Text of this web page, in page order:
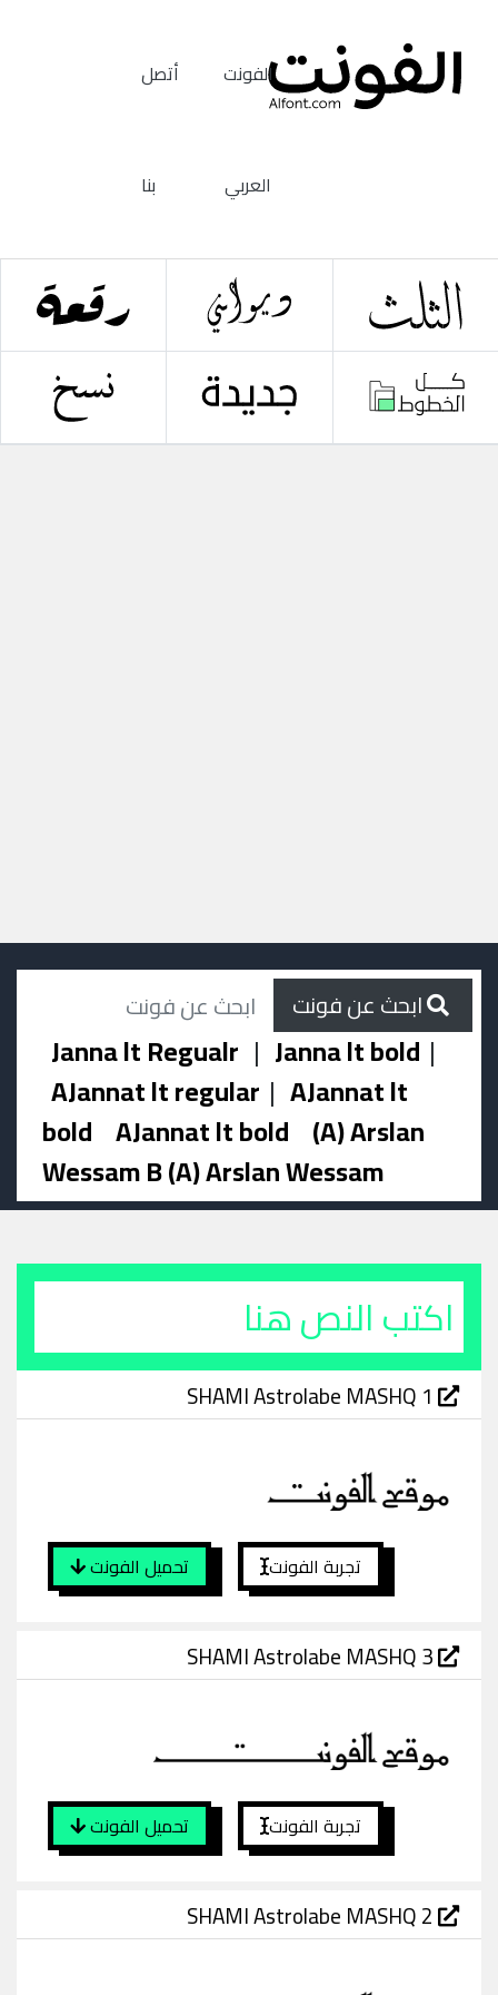
الفونت
العربي
أتصل
بنا
Janna lt Regualr | Janna lt bold |
AJannat lt regular | AJannat lt
bold AJannat lt bold (A) Arslan
Wessam B (A) Arslan Wessam
SHAMI Astrolabe MASHQ 1
تحميل الفونت تجربة الفونت
SHAMI Astrolabe MASHQ 3
تحميل الفونت تجربة الفونت
SHAMI Astrolabe MASHQ 2